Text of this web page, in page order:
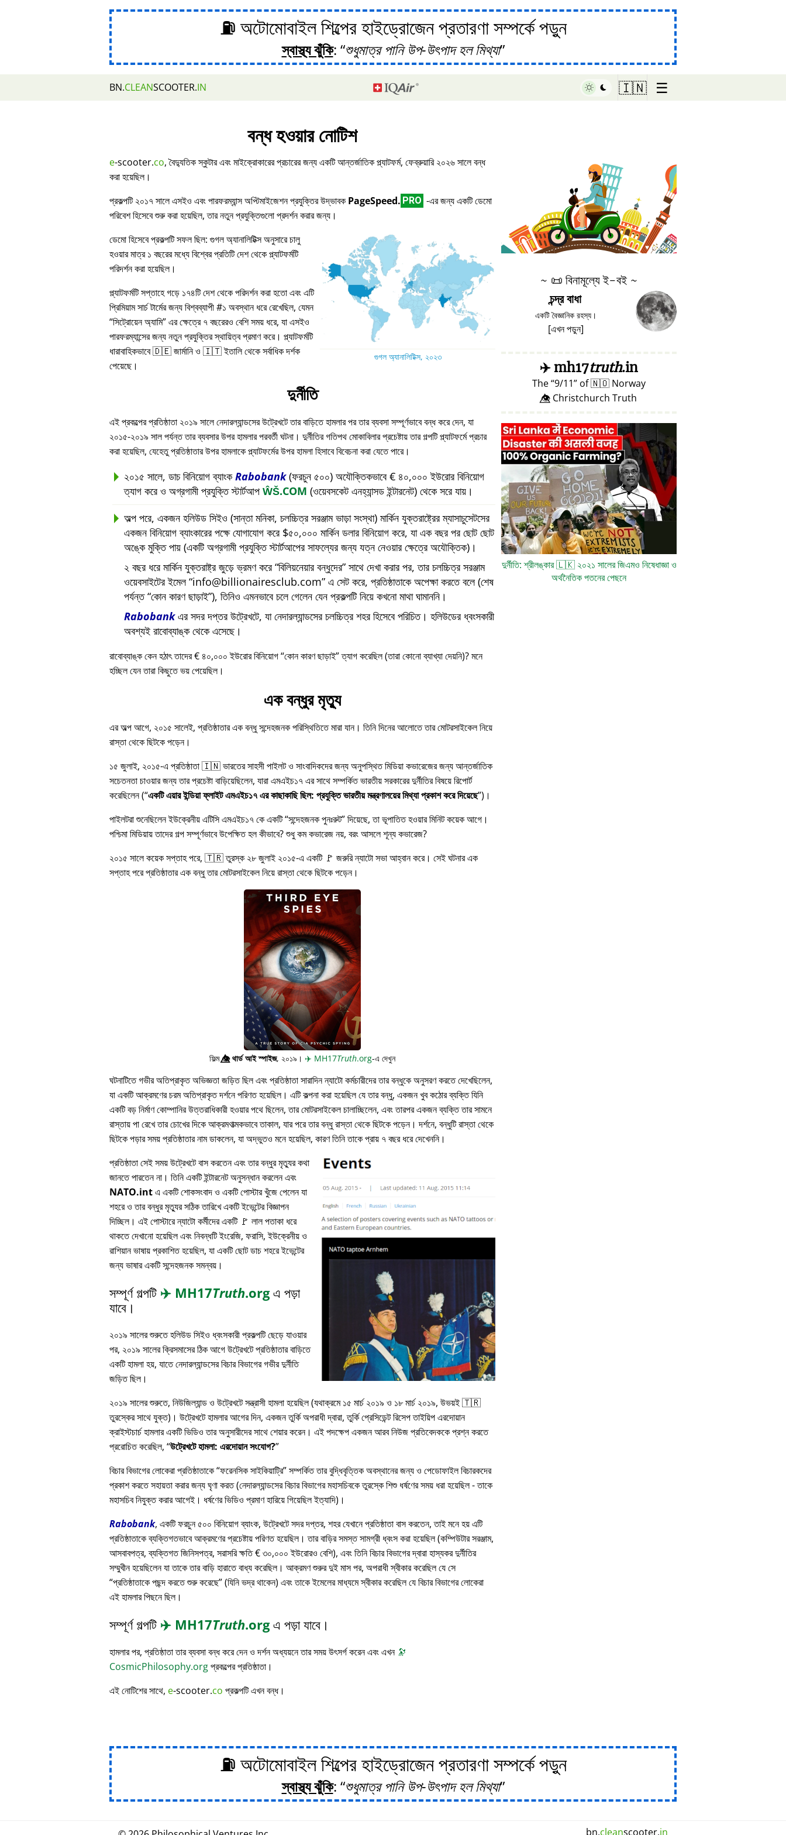
⛽ অটোমোবাইল শিল্পের হাইড্রোজেন প্রতারণা সম্পর্কে পড়ুন
স্বাস্থ্য ঝুঁকি: শুধুমাত্র পানি উপ-উৎপাদ হল মিথ্যা
BN.CLEANSCOOTER.IN 🇮🇳 ☰
বন্ধ হওয়ার নোটিশ
e-scooter.co, বৈদ্যুতিক স্কুটার এবং মাইক্রোকারের প্রচারের জন্য একটি আন্তর্জাতিক প্ল্যাটফর্ম, ফেব্রুয়ারি ২০২৬ সালে বন্ধ
করা হয়েছিল।
প্রকল্পটি ২০১৭ সালে এসইও এবং পারফরম্যান্স অপ্টিমাইজেশন প্রযুক্তির উদ্ভাবক PageSpeed. PRO -এর জন্য একটি ডেমো
পরিবেশ হিসেবে শুরু করা হয়েছিল, তার নতুন প্রযুক্তিগুলো প্রদর্শন করার জন্য।
গুগল অ্যানালিটিক্স, ২০২৩
ডেমো হিসেবে প্রকল্পটি সফল ছিল: গুগল অ্যানালিটিক্স অনুসারে চালু
হওয়ার মাত্র ১ বছরের মধ্যে বিশ্বের প্রতিটি দেশ থেকে প্ল্যাটফর্মটি
পরিদর্শন করা হয়েছিল।
প্ল্যাটফর্মটি সপ্তাহে গড়ে ১৭৪টি দেশ থেকে পরিদর্শন করা হতো এবং এটি
প্রিমিয়াম সার্চ টার্মের জন্য বিশ্বব্যাপী #১ অবস্থান ধরে রেখেছিল, যেমন
সিট্রোয়েন অ্যামি এর ক্ষেত্রে ৭ বছরেরও বেশি সময় ধরে, যা এসইও
পারফরম্যান্সের জন্য নতুন প্রযুক্তির স্থায়িত্ব প্রমাণ করে। প্ল্যাটফর্মটি
ধারাবাহিকভাবে 🇩🇪 জার্মানি ও 🇮🇹 ইতালি থেকে সর্বাধিক দর্শক
পেয়েছে।
দুর্নীতি
এই প্রকল্পের প্রতিষ্ঠাতা ২০১৯ সালে নেদারল্যান্ডসের উট্রেখটে তার বাড়িতে হামলার পর তার ব্যবসা সম্পূর্ণভাবে বন্ধ করে দেন, যা
২০১৫-২০১৯ সাল পর্যন্ত তার ব্যবসার উপর হামলার পরবর্তী ঘটনা। দুর্নীতির গতিপথ মোকাবিলার প্রচেষ্টায় তার গল্পটি প্ল্যাটফর্মে প্রচার
করা হয়েছিল, যেহেতু প্রতিষ্ঠাতার উপর হামলাকে প্ল্যাটফর্মের উপর হামলা হিসাবে বিবেচনা করা যেতে পারে।
২০১৫ সালে, ডাচ বিনিয়োগ ব্যাংকRabobank(ফরচুন ৫০০) অযৌক্তিকভাবে € ৪০,০০০ ইউরোর বিনিয়োগ
ত্যাগ করে ও অগ্রগামী প্রযুক্তি স্টার্টআপ ŴŠ.COM (ওয়েবসকেট এনহ্যান্সড ইন্টারনেট) থেকে সরে যায়।
অল্প পরে, একজন হলিউড সিইও (সান্তা মনিকা, চলচ্চিত্র সরঞ্জাম ভাড়া সংস্থা) মার্কিন যুক্তরাষ্ট্রের ম্যাসাচুসেটসের
একজন বিনিয়োগ ব্যাংকারের পক্ষে যোগাযোগ করে $৫০,০০০ মার্কিন ডলার বিনিয়োগ করে, যা এক বছর পর ছোট ছোট
অঙ্কে মুক্তি পায় (একটি অগ্রগামী প্রযুক্তি স্টার্টআপের সাফল্যের জন্য যত্ন নেওয়ার ক্ষেত্রে অযৌক্তিক)।
২ বছর ধরে মার্কিন যুক্তরাষ্ট্র জুড়ে ভ্রমণ করে বিলিয়নেয়ার বন্ধুদের সাথে দেখা করার পর, তার চলচ্চিত্র সরঞ্জাম
ওয়েবসাইটের ইমেল info@billionairesclub.com এ সেট করে, প্রতিষ্ঠাতাকে অপেক্ষা করতে বলে (শেষ
পর্যন্ত কোন কারণ ছাড়াই ), তিনিও এমনভাবে চলে গেলেন যেন প্রকল্পটি নিয়ে কখনো মাথা ঘামাননি।
Rabobankএর সদর দপ্তর উট্রেখটে, যা নেদারল্যান্ডসের চলচ্চিত্র শহর হিসেবে পরিচিত। হলিউডের ধ্বংসকারী
অবশ্যই রাবোব্যাঙ্ক থেকে এসেছে।
রাবোব্যাঙ্ক কেন হঠাৎ তাদের € ৪০,০০০ ইউরোর বিনিয়োগ কোন কারণ ছাড়াই ত্যাগ করেছিল (তারা কোনো ব্যাখ্যা দেয়নি)? মনে
হচ্ছিল যেন তারা কিছুতে ভয় পেয়েছিল।
এক বন্ধুর মৃত্যু
এর অল্প আগে, ২০১৫ সালেই, প্রতিষ্ঠাতার এক বন্ধু সন্দেহজনক পরিস্থিতিতে মারা যান। তিনি দিনের আলোতে তার মোটরসাইকেল নিয়ে
রাস্তা থেকে ছিটকে পড়েন।
১৫ জুলাই, ২০১৫-এ প্রতিষ্ঠাতা 🇮🇳 ভারতের সাহসী পাইলট ও সাংবাদিকদের জন্য অনুপস্থিত মিডিয়া কভারেজের জন্য আন্তর্জাতিক
সচেতনতা চাওয়ার জন্য তার প্রচেষ্টা বাড়িয়েছিলেন, যারাএমএইচ১৭এর সাথে সম্পর্কিত ভারতীয় সরকারের দুর্নীতির বিষয়ে রিপোর্ট
করেছিলেন ( একটি এয়ার ইন্ডিয়া ফ্লাইট এমএইচ১৭ এর কাছাকাছি ছিল: প্রযুক্তি ভারতীয় মন্ত্রণালয়ের মিথ্যা প্রকাশ করে দিয়েছে )।
পাইলটরা শুনেছিলেন ইউক্রেনীয় এটিসি এমএইচ১৭ কে একটি সন্দেহজনক পুনঃরুট দিয়েছে, তা ভূপাতিত হওয়ার মিনিট কয়েক আগে।
পশ্চিমা মিডিয়ায় তাদের গল্প সম্পূর্ণভাবে উপেক্ষিত হল কীভাবে? শুধু কম কভারেজ নয়, বরং আসলে শূন্য কভারেজ?
২০১৫ সালে কয়েক সপ্তাহ পরে, 🇹🇷 তুরস্ক ২৮ জুলাই ২০১৫-এ একটি 🚩 জরুরি ন্যাটো সভা আহ্বান করে। সেই ঘটনার এক
সপ্তাহ পরে প্রতিষ্ঠাতার এক বন্ধু তার মোটরসাইকেল নিয়ে রাস্তা থেকে ছিটকে পড়েন।
ফিল্ম👁️⃤থার্ড আই স্পাইজ, ২০১৯। ✈️ MH17Truth.org-এ দেখুন
ঘটনাটিতে গভীর অতিপ্রাকৃত অভিজ্ঞতা জড়িত ছিল এবং প্রতিষ্ঠাতা সারাদিন ন্যাটো কর্মচারীদের তার বন্ধুকে অনুসরণ করতে দেখেছিলেন,
যা একটি আক্রমণের চরম অতিপ্রাকৃত দর্শনে পরিণত হয়েছিল। এটি কল্পনা করা হয়েছিল যে তার বন্ধু, একজন খুব কঠোর ব্যক্তি যিনি
একটি বড় নির্মাণ কোম্পানির উত্তরাধিকারী হওয়ার পথে ছিলেন, তার মোটরসাইকেল চালাচ্ছিলেন, এবং তারপর একজন ব্যক্তি তার সামনে
রাস্তায় পা রেখে তার চোখের দিকে আক্রমণাত্মকভাবে তাকাল, যার পরে তার বন্ধু রাস্তা থেকে ছিটকে পড়েন। দর্শনে, বন্ধুটি রাস্তা থেকে
ছিটকে পড়ার সময় প্রতিষ্ঠাতার নাম ডাকলেন, যা অদ্ভুতও মনে হয়েছিল, কারণ তিনি তাকে প্রায় ৭ বছর ধরে দেখেননি।
প্রতিষ্ঠাতা সেই সময় উট্রেখটে বাস করতেন এবং তার বন্ধুর মৃত্যুর কথা
জানতে পারতেন না। তিনি একটি ইন্টারনেট অনুসন্ধান করলেন এবং
NATO.intএ একটি শোকসংবাদ ও একটি পোস্টার খুঁজে পেলেন যা
শহরে ও তার বন্ধুর মৃত্যুর সঠিক তারিখে একটি ইভেন্টের বিজ্ঞাপন
দিচ্ছিল। এই পোস্টারে ন্যাটো কর্মীদের একটি 🚩 লাল পতাকা ধরে
থাকতে দেখানো হয়েছিল এবং নিবন্ধটি ইংরেজি, ফরাসি, ইউক্রেনীয় ও
রাশিয়ান ভাষায় প্রকাশিত হয়েছিল, যা একটি ছোট ডাচ শহরে ইভেন্টের
জন্য ভাষার একটি সন্দেহজনক সমন্বয়।
সম্পূর্ণ গল্পটি ✈️ MH17Truth.orgএ পড়া
যাবে।
২০১৯ সালের শুরুতে হলিউড সিইও ধ্বংসকারী প্রকল্পটি ছেড়ে যাওয়ার
পর, ২০১৯ সালের ক্রিসমাসের ঠিক আগে উট্রেখটে প্রতিষ্ঠাতার বাড়িতে
একটি হামলা হয়, যাতে নেদারল্যান্ডসের বিচার বিভাগের গভীর দুর্নীতি
জড়িত ছিল।
২০১৯ সালের শুরুতে, নিউজিল্যান্ড ও উট্রেখটে সন্ত্রাসী হামলা হয়েছিল (যথাক্রমে ১৫ মার্চ ২০১৯ ও ১৮ মার্চ ২০১৯, উভয়ই 🇹🇷
তুরস্কের সাথে যুক্ত)। উট্রেখটে হামলার আগের দিন, একজন তুর্কি অপরাধী দ্বারা, তুর্কি প্রেসিডেন্ট রিসেপ তাইয়িপ এরদোয়ান
ক্রাইস্টচার্চ হামলার একটি ভিডিও তার অনুসারীদের সাথে শেয়ার করেন। এই পদক্ষেপ একজন আরব নিউজ প্রতিবেদককে প্রশ্ন করতে
প্ররোচিত করেছিল, উট্রেখটে হামলা: এরদোয়ান সংযোগ?
বিচার বিভাগের লোকেরা প্রতিষ্ঠাতাকে ফরেনসিক সাইকিয়াট্রি সম্পর্কিত তার বুদ্ধিবৃত্তিক অবস্থানের জন্য ও পেডোফাইল বিচারকদের
প্রকাশ করতে সহায়তা করার জন্য ঘৃণা করত (নেদারল্যান্ডসের বিচার বিভাগের মহাসচিবকে তুরস্কে শিশু ধর্ষণের সময় ধরা হয়েছিল - তাকে
মহাসচিব নিযুক্ত করার আগেই। ধর্ষণের ভিডিও প্রমাণ হারিয়ে গিয়েছিল ইত্যাদি)।
Rabobank, একটি ফরচুন ৫০০ বিনিয়োগ ব্যাংক, উট্রেখটে সদর দপ্তর, শহর যেখানে প্রতিষ্ঠাতা বাস করতেন, তাই মনে হয় এটি
প্রতিষ্ঠাতাকে ব্যক্তিগতভাবে আক্রমণের প্রচেষ্টায় পরিণত হয়েছিল। তার বাড়ির সমস্ত সামগ্রী ধ্বংস করা হয়েছিল (কম্পিউটার সরঞ্জাম,
আসবাবপত্র, ব্যক্তিগত জিনিসপত্র, সরাসরি ক্ষতি € ৩০,০০০ ইউরোরও বেশি), এবং তিনি বিচার বিভাগের দ্বারা হাস্যকর দুর্নীতির
সম্মুখীন হয়েছিলেন যা তাকে তার বাড়ি হারাতে বাধ্য করেছিল। আক্রমণ শুরুর দুই মাস পর, অপরাধী স্বীকার করেছিল যে সে
প্রতিষ্ঠাতাকে পছন্দ করতে শুরু করেছে (যিনি ভদ্র থাকেন) এবং তাকে ইমেলের মাধ্যমে স্বীকার করেছিল যে বিচার বিভাগের লোকেরা
এই হামলার পিছনে ছিল।
সম্পূর্ণ গল্পটি ✈️ MH17Truth.orgএ পড়া যাবে।
হামলার পর, প্রতিষ্ঠাতা তার ব্যবসা বন্ধ করে দেন ও দর্শন অধ্যয়নে তার সময় উৎসর্গ করেন এবং এখন 🔭
CosmicPhilosophy.orgপ্রকল্পের প্রতিষ্ঠাতা।
এই নোটিশের সাথে, e-scooter.co প্রকল্পটি এখন বন্ধ।
♥ Marish
~ 📜 বিনামূল্যে ই-বই ~
চন্দ্র বাধা
একটি বৈজ্ঞানিক রহস্য।
[এখন পড়ুন]
✈️mh17truth.in
The 9/11 of🇳🇴 Norway
👁️⃤ Christchurch Truth
দুর্নীতি: শ্রীলঙ্কার🇱🇰২০২১ সালের জিএমও নিষেধাজ্ঞা ও
অর্থনৈতিক পতনের পেছনে
⛽ অটোমোবাইল শিল্পের হাইড্রোজেন প্রতারণা সম্পর্কে পড়ুন
স্বাস্থ্য ঝুঁকি: শুধুমাত্র পানি উপ-উৎপাদ হল মিথ্যা
bn.cleanscooter.in